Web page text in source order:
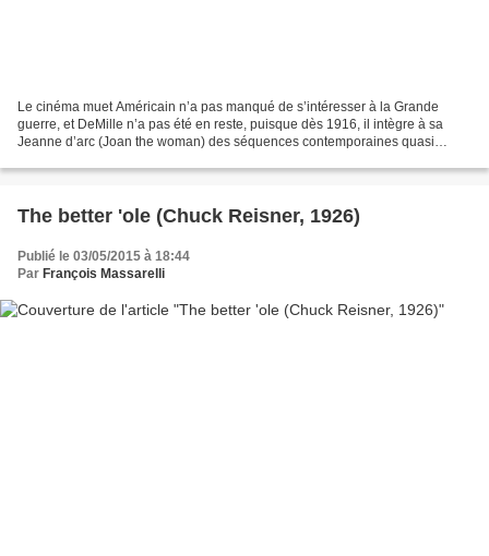
Le cinéma muet Américain n’a pas manqué de s’intéresser à la Grande
guerre, et DeMille n’a pas été en reste, puisque dès 1916, il intègre à sa
Jeanne d’arc (Joan the woman) des séquences contemporaines quasi
The better 'ole (Chuck Reisner, 1926)
Publié le 03/05/2015 à 18:44
Par François Massarelli